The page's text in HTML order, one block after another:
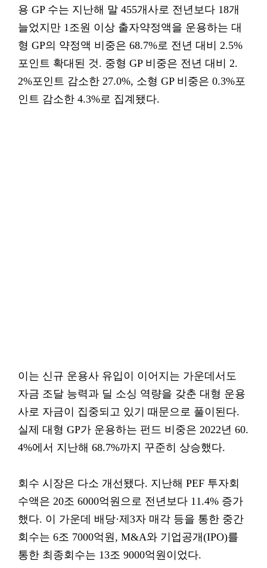
용 GP 수는 지난해 말 455개사로 전년보다 18개
늘었지만 1조원 이상 출자약정액을 운용하는 대
형 GP의 약정액 비중은 68.7%로 전년 대비 2.5%
포인트 확대된 것. 중형 GP 비중은 전년 대비 2.
2%포인트 감소한 27.0%, 소형 GP 비중은 0.3%포
인트 감소한 4.3%로 집계됐다.
이는 신규 운용사 유입이 이어지는 가운데서도
자금 조달 능력과 딜 소싱 역량을 갖춘 대형 운용
사로 자금이 집중되고 있기 때문으로 풀이된다.
실제 대형 GP가 운용하는 펀드 비중은 2022년 60.
4%에서 지난해 68.7%까지 꾸준히 상승했다.
회수 시장은 다소 개선됐다. 지난해 PEF 투자회
수액은 20조 6000억원으로 전년보다 11.4% 증가
했다. 이 가운데 배당·제3자 매각 등을 통한 중간
회수는 6조 7000억원, M&A와 기업공개(IPO)를
통한 최종회수는 13조 9000억원이었다.